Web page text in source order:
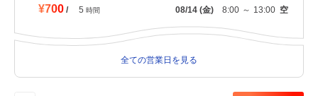
¥700 / 5 時間 08/14 (金) 8:00 ～ 13:00 空
全ての営業日を見る